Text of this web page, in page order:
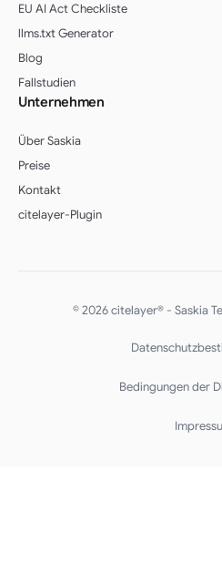
EU AI Act Checkliste
llms.txt Generator
Blog
Fallstudien
Unternehmen
Über Saskia
Preise
Kontakt
citelayer-Plugin
© 2026 citelayer® - Saskia
Bedingungen der